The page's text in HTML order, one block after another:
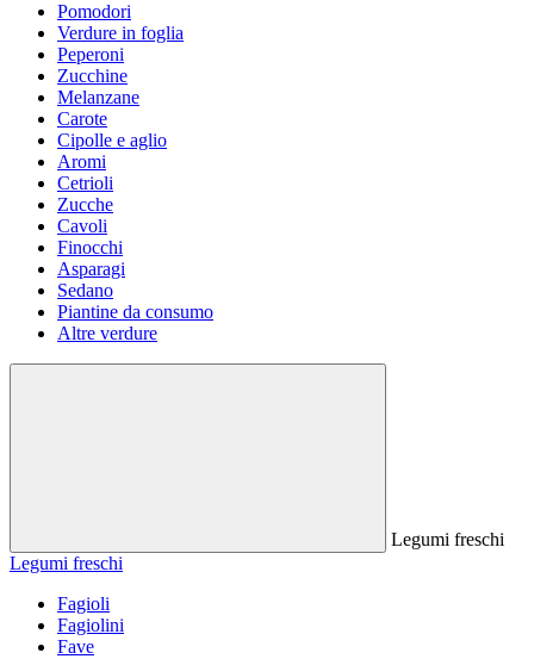
Pomodori
Verdure in foglia
Peperoni
Zucchine
Melanzane
Carote
Cipolle e aglio
Aromi
Cetrioli
Zucche
Cavoli
Finocchi
Asparagi
Sedano
Piantine da consumo
Altre verdure
Legumi freschi
Legumi freschi
Fagioli
Fagiolini
Fave